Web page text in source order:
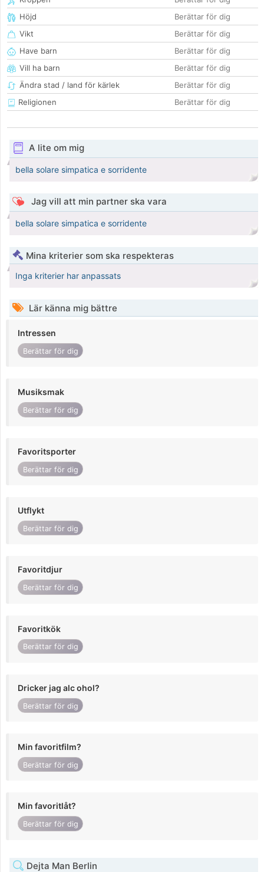
Höjd
Berättar för dig
Vikt
Berättar för dig
Have barn
Berättar för dig
Vill ha barn
Berättar för dig
Ändra stad / land för kärlek
Berättar för dig
Religionen
Berättar för dig
A lite om mig
bella solare simpatica e sorridente
Jag vill att min partner ska vara
bella solare simpatica e sorridente
Mina kriterier som ska respekteras
Inga kriterier har anpassats
Lär känna mig bättre
Intressen
Berättar för dig
Musiksmak
Berättar för dig
Favoritsporter
Berättar för dig
Utflykt
Berättar för dig
Favoritdjur
Berättar för dig
Favoritkök
Berättar för dig
Dricker jag alc ohol?
Berättar för dig
Min favoritfilm?
Berättar för dig
Min favoritlåt?
Berättar för dig
Dejta Man Berlin